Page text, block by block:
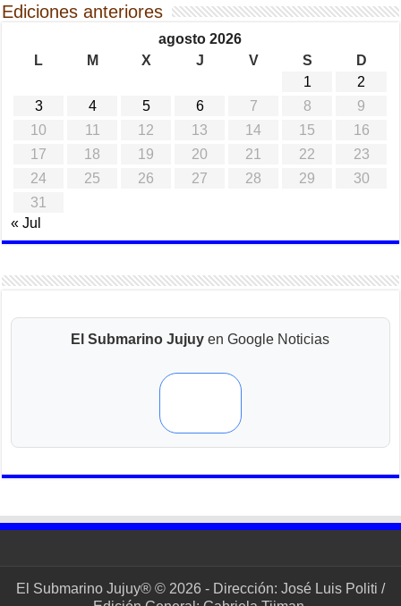
Ediciones anteriores
agosto 2026
L
M X J V S
D
1
2
3
4 5 6 7 8
9
10
11 12 13 14 15
16
17
18 19 20 21 22
23
24
25 26 27 28 29
30
31
« Jul
El Submarino Jujuy en Google Noticias
El Submarino Jujuy® © 2026 - Dirección: José Luis Politi /